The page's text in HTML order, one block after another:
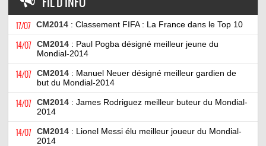
17/07 CM2014 : Classement FIFA : La France dans le Top 10
14/07 CM2014 : Paul Pogba désigné meilleur jeune du
Mondial-2014
14/07 CM2014 : Manuel Neuer désigné meilleur gardien de
but du Mondial-2014
14/07 CM2014 : James Rodriguez meilleur buteur du Mondial-
2014
14/07 CM2014 : Lionel Messi élu meilleur joueur du Mondial-
2014